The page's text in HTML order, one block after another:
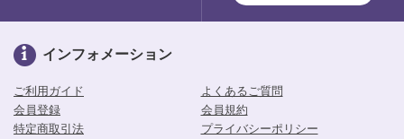
インフォメーション
ご利用ガイド
よくあるご質問
会員登録
会員規約
特定商取引法
プライバシーポリシー